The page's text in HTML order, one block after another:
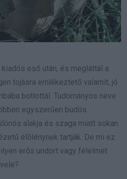
kiadós eső után, és megláttál a
tojásra emlékeztető valamit, jó
botlottál. Tudományos neve
egyszerűen büdös
alakja és szaga miatt sokan
élőlénynek tartják. De mi ez
erős undort vagy félelmet